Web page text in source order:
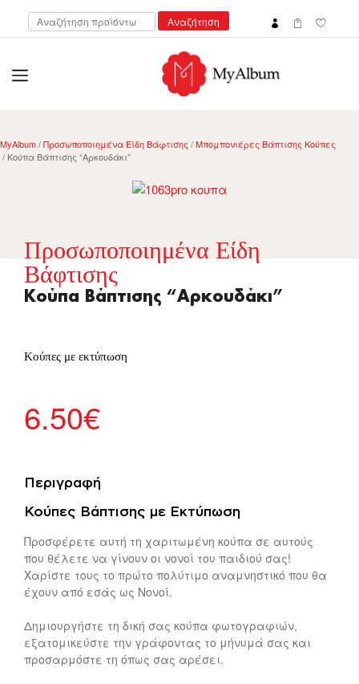
Αναζήτηση
για:
Αναζήτηση
open
MyAlbum/Προσωποποιημένα Είδη Βάφτισης /Μπομπονιέρες Βάπτισης Κούπες
/ Κούπα Βάπτισης “Αρκουδάκι”
Προσωποποιημένα Είδη
Βάφτισης
Κούπα Βάπτισης “Αρκουδάκι”
Κούπες με εκτύπωση
6.50€
Περιγραφή
Κούπες Βάπτισης με Εκτύπωση
Προσφέρετε αυτή τη χαριτωμένη κούπα σε αυτούς
που θέλετε να γίνουν οι νονοί του παιδιού σας!
Χαρίστε τους το πρώτο πολύτιμο αναμνηστικό που θα
έχουν από εσάς ως Νονοί.
Δημιουργήστε τη δική σας κούπα φωτογραφιών,
εξατομικεύστε την γράφοντας το μήνυμά σας και
προσαρμόστε τη όπως σας αρέσει.